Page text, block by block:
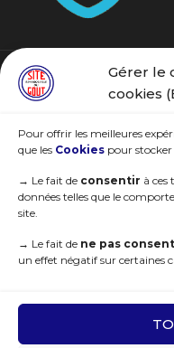
Gérer le
cookies
Pour offrir les meilleures
que les Cookies pour
→ Le fait de consentir à
données telles que le
site.
→ Le fait de ne pas
un effet négatif sur certaines
© 2021 Sites Remarquables
RGPD -